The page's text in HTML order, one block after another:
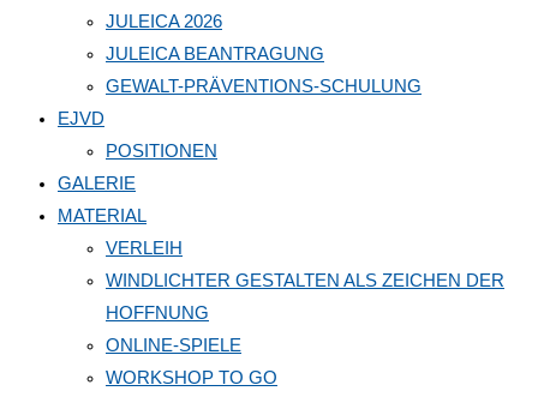
JULEICA 2026
JULEICA BEANTRAGUNG
GEWALT-PRÄVENTIONS-SCHULUNG
EJVD
POSITIONEN
GALERIE
MATERIAL
VERLEIH
WINDLICHTER GESTALTEN ALS ZEICHEN DER
HOFFNUNG
ONLINE-SPIELE
WORKSHOP TO GO